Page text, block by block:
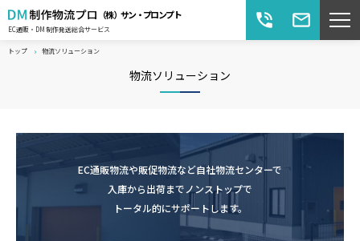
EC通販・DM制作発送総合サービス
（株）サン・プロンプト phone_in_talk mail_outline
トップ 物流ソリューション
物流ソリューション
EC通販物流や販促物流など自社物流センターで
入庫から出荷までノンストップで
トータル的にサポートします。